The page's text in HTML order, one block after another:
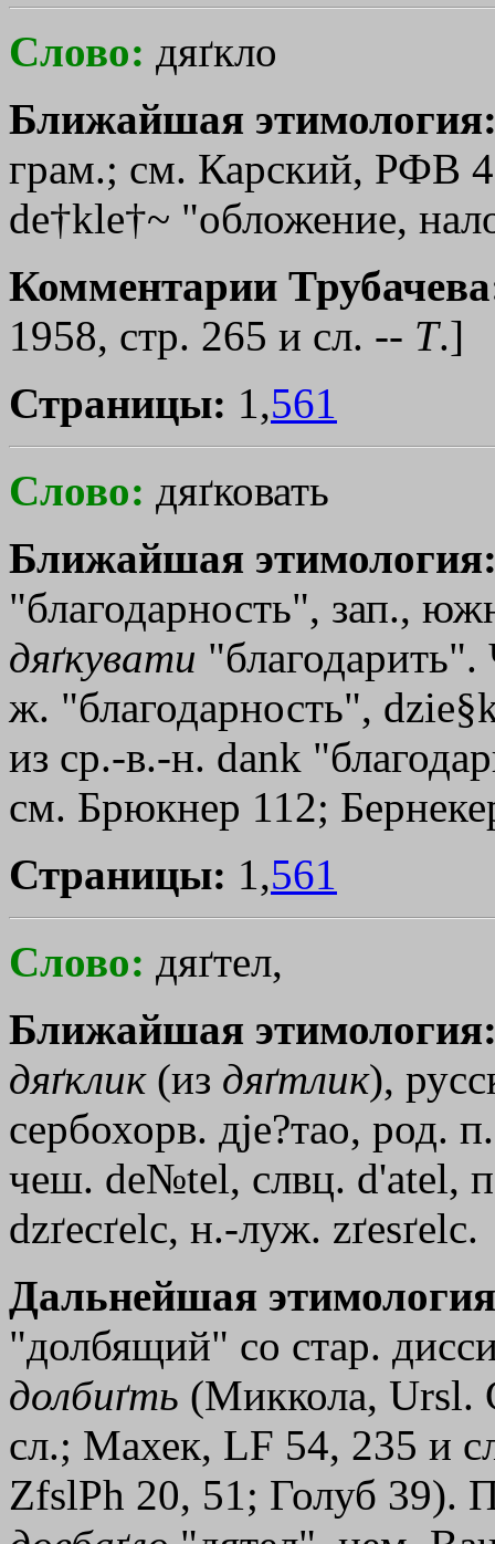
Слово: дяґкло
Ближайшая
грам.; см. Карский, РФВ
de†kle†~ "обложение,
Комментарии
1958, стр. 265 и сл. -- Т.]
Страницы: 1,561
Слово: дяґковать
Ближайшая
"благодарность", зап.,
дяґкувати
ж. "благодарность",
из ср.-в.-н. dank
см. Брюкнер 112;
Страницы: 1,561
Слово: дяґтел,
Ближайшая
дяґклик(из дяґтлик),
сербохорв. дjе?тao, род.
чеш. de№tel, слвц. d'atel,
dzґecґelc, н.-луж. zґesґelc.
Дальнейшая
"долбящий" со стар.
долбиґть (Миккола, Ursl.
сл.; Махек, LF 54, 235 и
ZfslPh 20, 51; Голуб 39).